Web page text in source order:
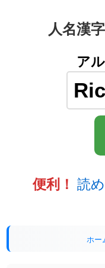
人名漢
ア
便利！ 読
ホー